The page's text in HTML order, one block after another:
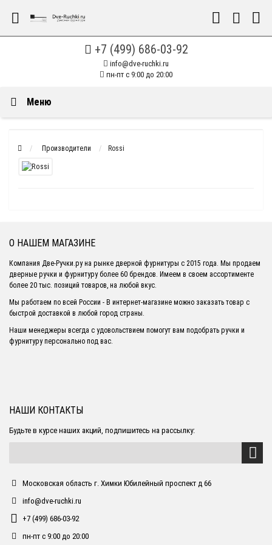
+7 (499) 686-03-92
info@dve-ruchki.ru
пн-пт с 9:00 до 20:00
Меню
Производители Rossi
О НАШЕМ МАГАЗИНЕ
Компания Две-Ручки.ру на рынке дверной фурнитуры с 2015 года. Мы продаем
дверные ручки и фурнитуру более 60 брендов. Имеем в своем ассортименте
более 20 тыс. позиций товаров, на любой вкус.
Мы работаем по всей России - В интернет-магазине можно заказать товар с
быстрой доставкой в любой город страны.
Наши менеджеры всегда с удовольствием помогут вам подобрать ручки и
фурнитуру персонально под вас.
НАШИ КОНТАКТЫ
Будьте в курсе наших акций, подпишитесь на рассылку:
Московская область г. Химки Юбилейный проспект д 66
info@dve-ruchki.ru
+7 (499) 686-03-92
пн-пт с 9:00 до 20:00